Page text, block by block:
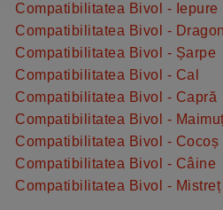
Compatibilitatea Bivol - Iepure
Compatibilitatea Bivol - Dragon
Compatibilitatea Bivol - Șarpe
Compatibilitatea Bivol - Cal
Compatibilitatea Bivol - Capră
Compatibilitatea Bivol -
Compatibilitatea Bivol - Cocoș
Compatibilitatea Bivol - Câine
Compatibilitatea Bivol - Mistreț